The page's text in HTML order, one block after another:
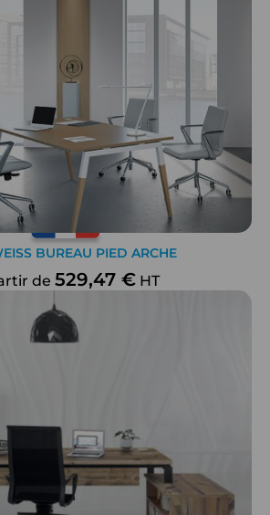
BUREAU PIED ARCHE
de 529,47 € HT